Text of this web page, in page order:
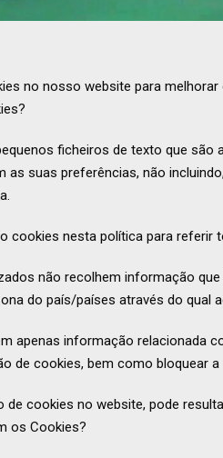
no nosso website para
ficheiros de texto que
as suas preferências, não
cookies nesta política para
não recolhem informação
do país/países através do qual
apenas informação relacionada
de cookies, bem como bloquear
de cookies no website, pode
os Cookies?